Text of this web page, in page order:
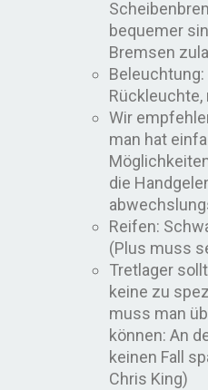
bequemer
Bremsen
Wir
man hat
die
Reifen:
(Plus muss
Tretlager
keine zu
muss man
können: An
keinen Fall
Chris King)